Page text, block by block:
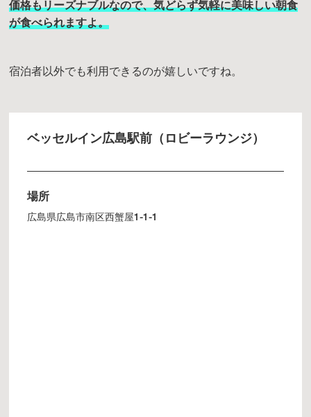
価格もリーズナブルなので、気どらず気軽に美味しい朝食
が食べられますよ。
宿泊者以外でも利用できるのが嬉しいですね。
ベッセルイン広島駅前（ロビーラウンジ）
場所
広島県広島市南区西蟹屋1-1-1